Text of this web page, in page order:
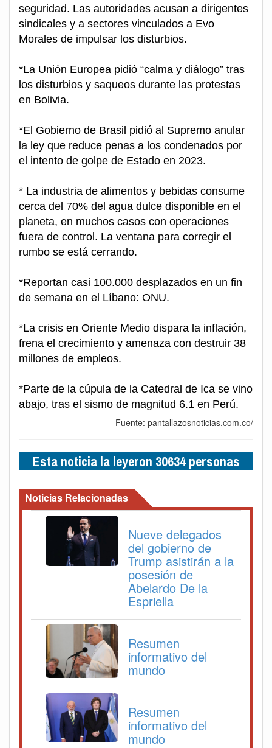
seguridad. Las autoridades acusan a dirigentes
sindicales y a sectores vinculados a Evo
Morales de impulsar los disturbios.
*La Unión Europea pidió “calma y diálogo” tras
los disturbios y saqueos durante las protestas
en Bolivia.
*El Gobierno de Brasil pidió al Supremo anular
la ley que reduce penas a los condenados por
el intento de golpe de Estado en 2023.
* La industria de alimentos y bebidas consume
cerca del 70% del agua dulce disponible en el
planeta, en muchos casos con operaciones
fuera de control. La ventana para corregir el
rumbo se está cerrando.
*Reportan casi 100.000 desplazados en un fin
de semana en el Líbano: ONU.
*La crisis en Oriente Medio dispara la inflación,
frena el crecimiento y amenaza con destruir 38
millones de empleos.
*Parte de la cúpula de la Catedral de Ica se vino
abajo, tras el sismo de magnitud 6.1 en Perú.
Fuente: pantallazosnoticias.com.co/
Esta noticia la leyeron 30634 personas
Noticias Relacionadas
Nueve delegados
del gobierno de
Trump asistirán a la
posesión de
Abelardo De la
Espriella
Resumen
informativo del
mundo
Resumen
informativo del
mundo